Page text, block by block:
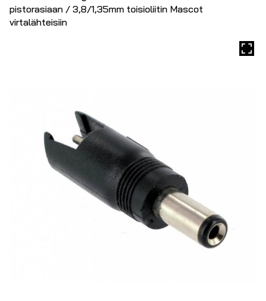
pistorasiaan / 3,8/1,35mm toisioliitin Mascot
virtalähteisiin